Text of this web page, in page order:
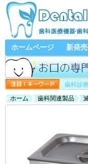
ホームページ 新発
歯科診
ホーム
歯科関連製品